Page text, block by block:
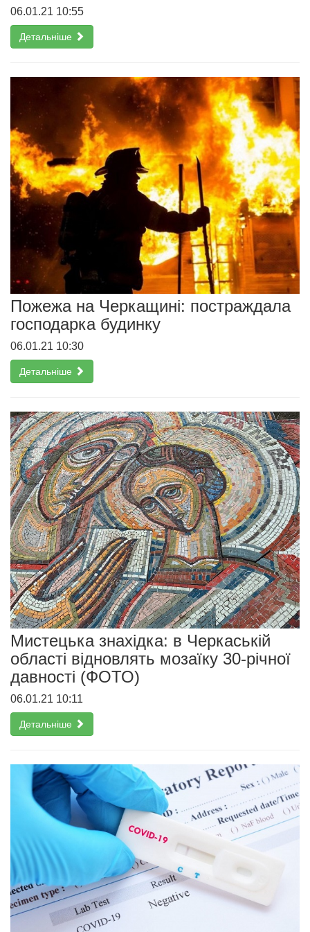
06.01.21 10:55
Детальніше
Пожежа на Черкащині: постраждала
господарка будинку
06.01.21 10:30
Детальніше
Мистецька знахідка: в Черкаській
області відновлять мозаїку 30-річної
давності (ФОТО)
06.01.21 10:11
Детальніше